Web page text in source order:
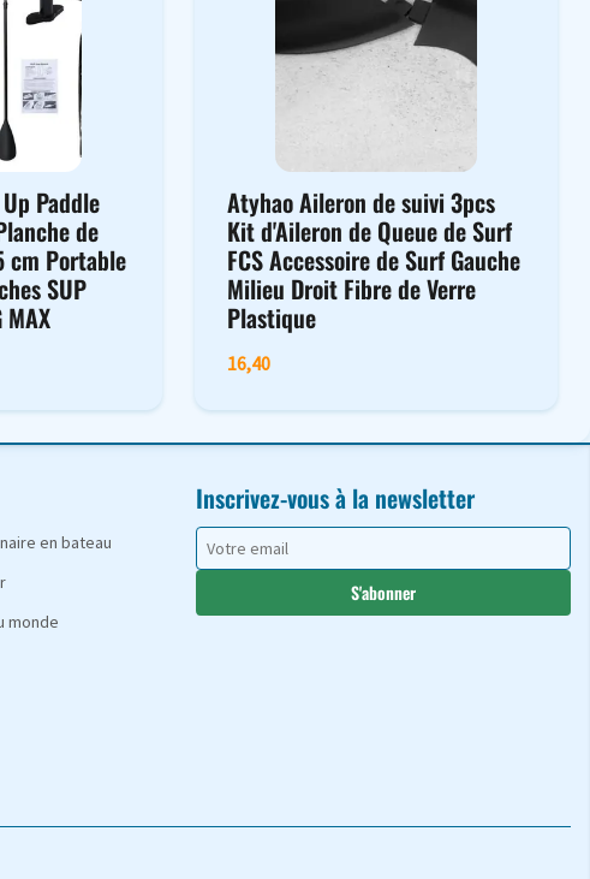
Paddle
de
cm Portable
SUP
Atyhao Aileron de suivi 3pcs
Kit d'Aileron de Queue de Surf
FCS Accessoire de Surf Gauche
Milieu Droit Fibre de Verre
Plastique
16,40
en bateau
monde
Inscrivez-vous à la newsletter
S'abonner